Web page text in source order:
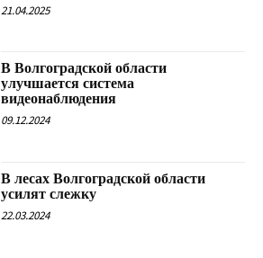
21.04.2025
В Волгоградской области
улучшается система
видеонаблюдения
09.12.2024
В лесах Волгоградской области
усилят слежку
22.03.2024